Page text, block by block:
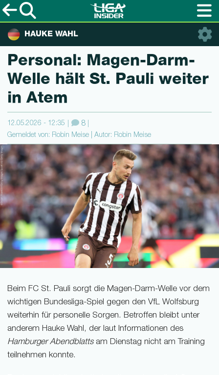
HAUKE WAHL
Personal: Ma­gen-Darm-
Wel­le hält St. Pauli weiter
in Atem
12.05.2026 - 12:35 8
Gemeldet von: Robin Meise | Autor: Robin Meise
Beim FC St. Pauli sorgt die Magen-Darm-Welle vor dem
wichtigen Bundesliga-Spiel gegen den VfL Wolfsburg
weiterhin für personelle Sorgen. Betroffen bleibt unter
anderem Hauke Wahl, der laut Informationen des
Hamburger Abendblattsam Dienstag nicht am Training
teilnehmen konnte.